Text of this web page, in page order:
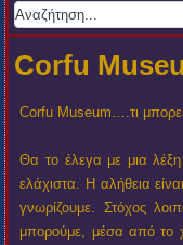
Corfu
Corfu Museum….τι
Θα το έλεγα με μια
ελάχιστα. Η αλήθεια
γνωρίζουμε. Στόχος
μπορούμε, μέσα από το